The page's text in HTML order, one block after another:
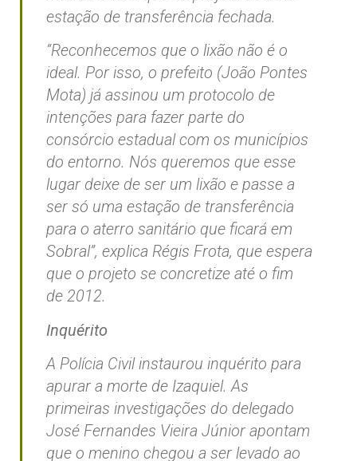
estação de transferência fechada.
“Reconhecemos que o lixão não é o
ideal. Por isso, o prefeito (João Pontes
Mota) já assinou um protocolo de
intenções para fazer parte do
consórcio estadual com os municípios
do entorno. Nós queremos que esse
lugar deixe de ser um lixão e passe a
ser só uma estação de transferência
para o aterro sanitário que ficará em
Sobral”, explica Régis Frota, que espera
que o projeto se concretize até o fim
de 2012.
Inquérito
A Polícia Civil instaurou inquérito para
apurar a morte de Izaquiel. As
primeiras investigações do delegado
José Fernandes Vieira Júnior apontam
que o menino chegou a ser levado ao